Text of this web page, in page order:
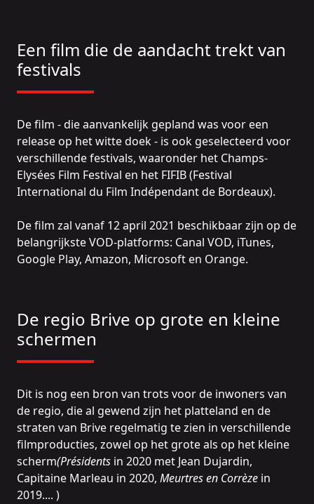
Een film die de aandacht trekt van
festivals
De film - die aanvankelijk gepland was voor een
release op het witte doek - is ook geselecteerd voor
verschillende festivals, waaronder het Champs-
Elysées Film Festival en het FIFIB (Festival
International du Film Indépendant de Bordeaux).
De film zal vanaf 12 april 2021 beschikbaar zijn op de
belangrijkste VOD-platforms: Canal VOD, iTunes,
Google Play, Amazon, Microsoft en Orange.
De regio Brive op grote en kleine
schermen
Dit is nog een bron van trots voor de inwoners van
de regio, die al gewend zijn het platteland en de
straten van Brive regelmatig te zien in verschillende
filmproducties, zowel op het grote als op het kleine
scherm(Présidents in 2020 met Jean Dujardin,
Capitaine Marleau in 2020, Meurtres en Corrèze in
2019.... )